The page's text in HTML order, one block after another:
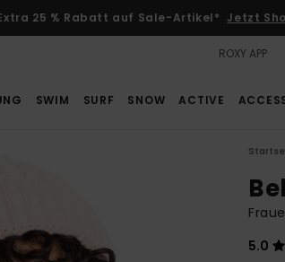
25 % Rabatt auf Sale-Artikel* Jetzt
ROXY APP
SWIM SURF SNOW ACTIVE
5.0